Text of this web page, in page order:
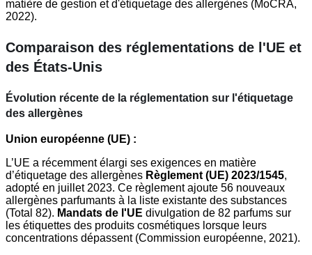
matière de gestion et d'étiquetage des allergènes (MoCRA,
2022).
Comparaison des réglementations de l'UE et
des États-Unis
Évolution récente de la réglementation sur l'étiquetage
des allergènes
Union européenne (UE) :
L’UE a récemment élargi ses exigences en matière
d’étiquetage des allergènes Règlement (UE) 2023/1545,
adopté en juillet 2023. Ce règlement ajoute 56 nouveaux
allergènes parfumants à la liste existante des substances
(Total 82). Mandats de l'UE divulgation de 82 parfums sur
les étiquettes des produits cosmétiques lorsque leurs
concentrations dépassent (Commission européenne, 2021).